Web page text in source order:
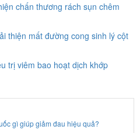
chấn thương rách sụn chêm
thiện mất đường cong sinh lý cột
trị viêm bao hoạt dịch khớp
gì giúp giảm đau hiệu quả?